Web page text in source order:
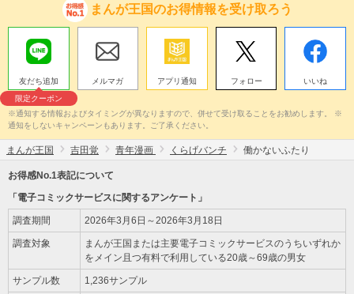
まんが王国のお得情報を受け取ろう
友だち追加
限定クーポン
メルマガ アプリ通知 フォロー いいね
※通知する情報およびタイミングが異なりますので、併せて受け取ることをお勧めします。 ※
通知をしないキャンペーンもあります。ご了承ください。
まんが王国 吉田覚 青年漫画 くらげバンチ 働かないふたり
お得感No.1表記について
「電子コミックサービスに関するアンケート」
調査期間 2026年3月6日～2026年3月18日
調査対象
まんが王国または主要電子コミックサービスのうちいずれか
をメイン且つ有料で利用している20歳～69歳の男女
サンプル数 1,236サンプル